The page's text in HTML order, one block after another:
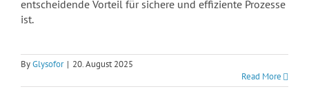
entscheidende Vorteil für sichere und effiziente Prozesse
ist.
ByGlysofor | 20. August 2025
Read More